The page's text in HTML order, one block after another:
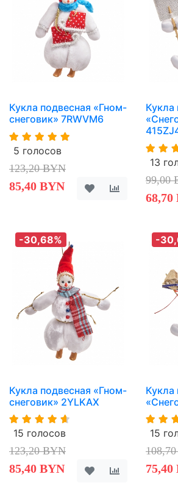
Кукла подвесная «Гном-
снеговик» 7RWVM6
5 голосов
123,20 BYN
85,40 BYN
Кукла
13
99,00
68,70
-30,68%
Кукла подвесная «Гном-
снеговик» 2YLKAX
15 голосов
123,20 BYN
85,40 BYN
-
Кукла
15
75,40